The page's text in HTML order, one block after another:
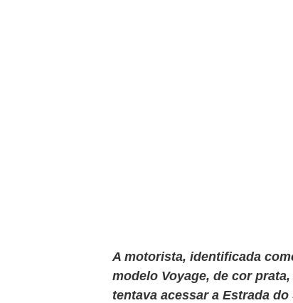
A motorista, identificada
modelo Voyage, de cor
tentava acessar a Estrada